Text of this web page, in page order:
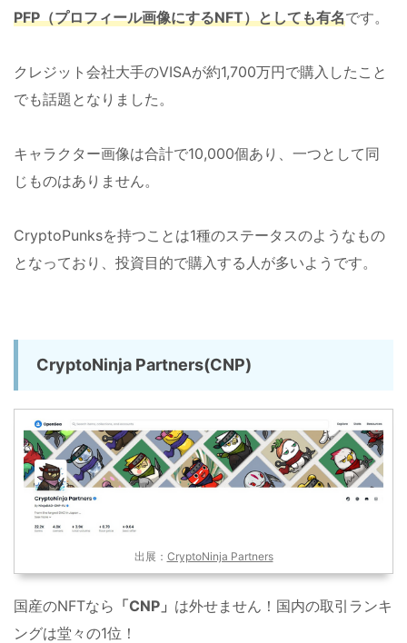
PFP（プロフィール画像にするNFT）としても有名です。
クレジット会社大手のVISAが約1,700万円で購入したこと
でも話題となりました。
キャラクター画像は合計で10,000個あり、一つとして同
じものはありません。
CryptoPunksを持つことは1種のステータスのようなもの
となっており、投資目的で購入する人が多いようです。
CryptoNinja Partners(CNP)
出展： CryptoNinja Partners
国産のNFTなら 「CNP」 は外せません！国内の取引ランキ
ングは堂々の1位！